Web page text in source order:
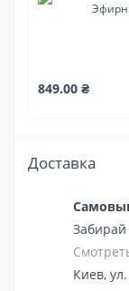
849.00 ₴
Доставка
Забирай
Киев,